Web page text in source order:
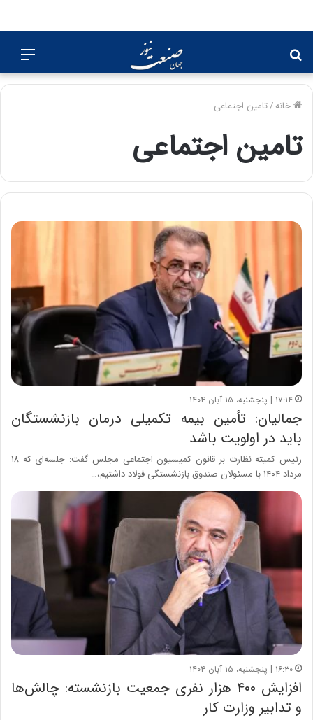
برای
خانه/تامین اجتماعی
تامین اجتماعی
۱۷:۱۴ | پنجشنبه، ۱۵ آبان ۱۴۰۴
جمالیان: تأمین بیمه تکمیلی درمان بازنشستگان
باید در اولویت باشد
رئیس کمیته نظارت بر قانون کمیسیون اجتماعی مجلس گفت: جلسه‌ای که ۱۸
مرداد ۱۴۰۴ با مسئولان صندوق بازنشستگی فولاد داشتیم،…
۱۶:۳۰ | پنجشنبه، ۱۵ آبان ۱۴۰۴
افزایش ۴۰۰ هزار نفری جمعیت بازنشسته: چالش‌ها
و تدابیر وزارت کار